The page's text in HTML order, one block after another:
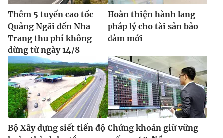
Thêm 5 tuyến cao tốc
Quảng Ngãi đến Nha
Trang thu phí không
dừng từ ngày 14/8
Hoàn thiện hành lang
pháp lý cho tài sản bảo
đảm mới
Bộ Xây dựng siết tiến độ Chứng khoán giữ vững